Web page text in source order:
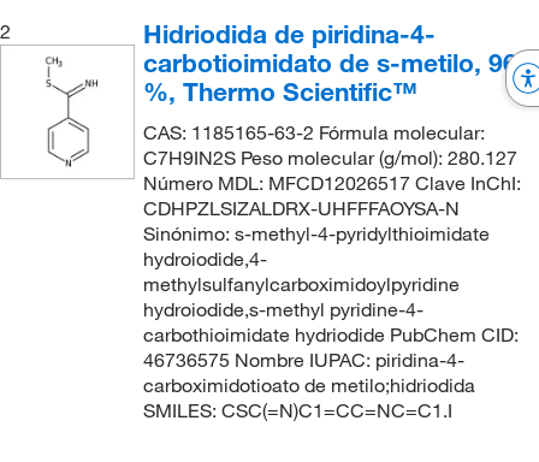
2
Hidriodida de piridina-4-
carbotioimidato de s-metilo, 96
%, Thermo Scientific™
CAS: 1185165-63-2 Fórmula molecular:
C7H9IN2S Peso molecular (g/mol): 280.127
Número MDL: MFCD12026517 Clave InChI:
CDHPZLSIZALDRX-UHFFFAOYSA-N
Sinónimo: s-methyl-4-pyridylthioimidate
hydroiodide,4-
methylsulfanylcarboximidoylpyridine
hydroiodide,s-methyl pyridine-4-
carbothioimidate hydriodide PubChem CID:
46736575 Nombre IUPAC: piridina-4-
carboximidotioato de metilo;hidriodida
SMILES: CSC(=N)C1=CC=NC=C1.I